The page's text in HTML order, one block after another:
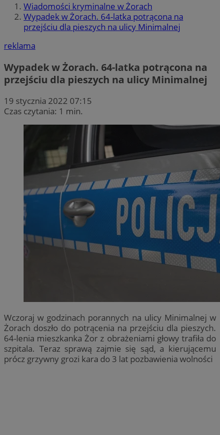
Wiadomości kryminalne w Żorach
Wypadek w Żorach. 64-latka potrącona na
przejściu dla pieszych na ulicy Minimalnej
reklama
Wypadek w Żorach. 64-latka potrącona na
przejściu dla pieszych na ulicy Minimalnej
19 stycznia 2022 07:15
Czas czytania: 1 min.
Wczoraj w godzinach porannych na ulicy Minimalnej w
Żorach doszło do potrącenia na przejściu dla pieszych.
64-lenia mieszkanka Żor z obrażeniami głowy trafiła do
szpitala. Teraz sprawą zajmie się sąd, a kierującemu
prócz grzywny grozi kara do 3 lat pozbawienia wolności